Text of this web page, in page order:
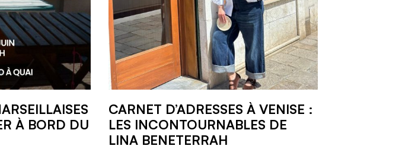
À BORD DU
CARNET D’ADRESSES À VENISE :
LES INCONTOURNABLES DE
LINA BENETERRAH